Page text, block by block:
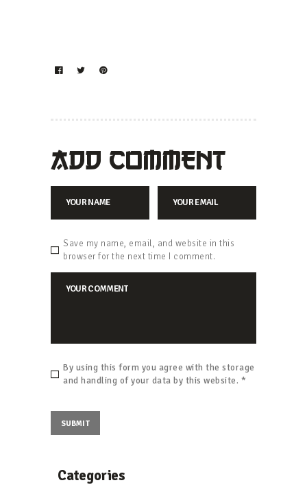
ADD COMMENT
Save my name, email, and website in this
browser for the next time I comment.
By using this form you agree with the storage
and handling of your data by this website. *
Categories